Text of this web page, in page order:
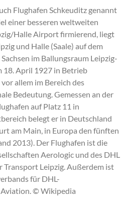
Flughafen Schkeuditz genannt
einer besseren weltweiten
Halle Airport firmierend, liegt
und Halle (Saale) auf dem
im Ballungsraum Leipzig-
18. April 1927 in Betrieb
allem im Bereich des
Bedeutung. Gemessen an der
auf Platz 11 in
belegt er in Deutschland
am Main, in Europa den fünften
2013). Der Flughafen ist die
Aerologic und des DHL
Transport Leipzig. Außerdem ist
für DHL-
© Wikipedia